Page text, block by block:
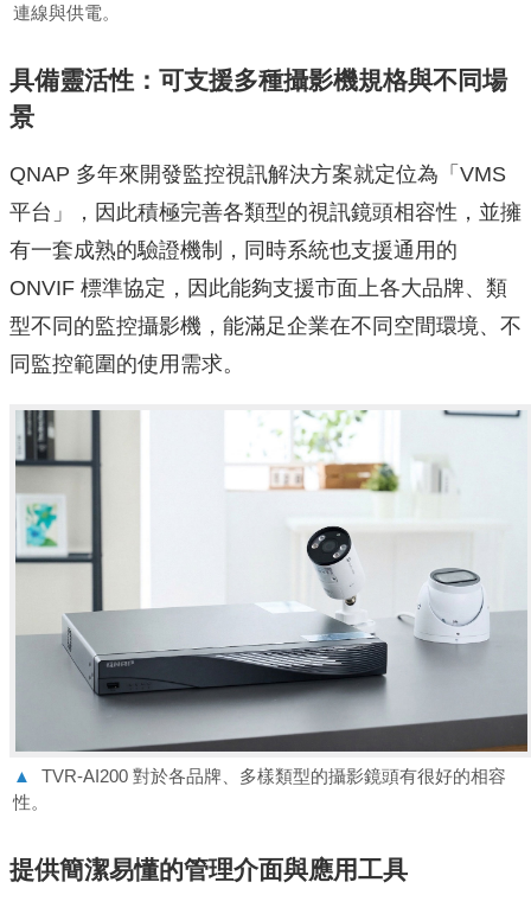
連線與供電。
具備靈活性：可⽀援多種攝影機規格與不同場
景
QNAP 多年來開發監控視訊解決方案就定位為「VMS
平台」，因此積極完善各類型的視訊鏡頭相容性，並擁
有一套成熟的驗證機制，同時系統也支援通用的
ONVIF 標準協定，因此能夠支援市面上各大品牌、類
型不同的監控攝影機，能滿足企業在不同空間環境、不
同監控範圍的使用需求。
▲
TVR-AI200 對於各品牌、多樣類型的攝影鏡頭有很好的相容
性。
提供簡潔易懂的管理介⾯與應⽤⼯具